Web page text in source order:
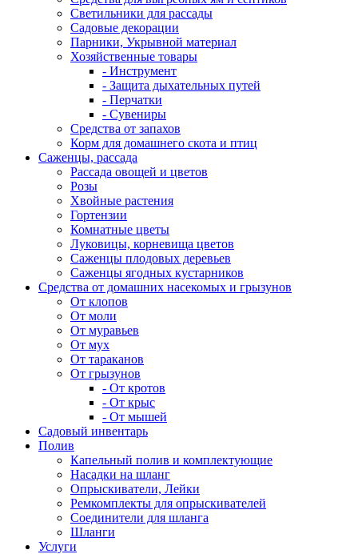
Светильники для рассады
Садовые декорации
Парники, Укрывной материал
Хозяйственные товары
- Инструмент
- Защита дыхательных путей
- Перчатки
- Сувениры
Средства от запахов
Корм для домашнего скота и птиц
Саженцы, рассада
Рассада овощей и цветов
Розы
Хвойные растения
Гортензии
Комнатные цветы
Луковицы, корневища цветов
Саженцы плодовых деревьев
Саженцы ягодных кустарников
Средства от домашних насекомых и грызунов
От клопов
От моли
От муравьев
От мух
От тараканов
От грызунов
- От кротов
- От крыс
- От мышей
Садовый инвентарь
Полив
Капельный полив и комплектующие
Насадки на шланг
Опрыскиватели, Лейки
Ремкомплекты для опрыскивателей
Соединители для шланга
Шланги
Услуги